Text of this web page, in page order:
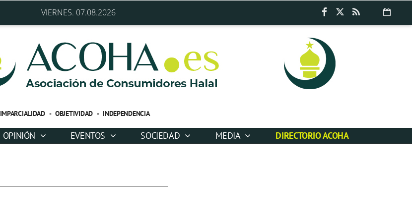
VIERNES. 07.08.2026
IMPARCIALIDAD - OBJETIVIDAD - INDEPENDENCIA
OPINIÓN EVENTOS SOCIEDAD MEDIA DIRECTORIO ACOHA